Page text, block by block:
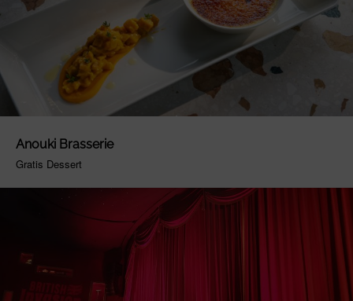
Anouki Brasserie
Gratis Dessert